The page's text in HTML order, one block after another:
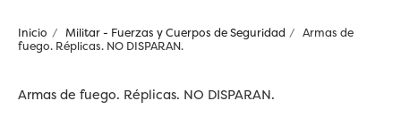
Inicio Militar - Fuerzas y Cuerpos de Seguridad
Armas de
fuego. Réplicas. NO DISPARAN.
Armas de fuego. Réplicas. NO DISPARAN.